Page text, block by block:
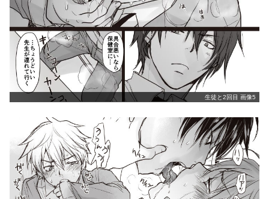
生徒と2回目 画像5